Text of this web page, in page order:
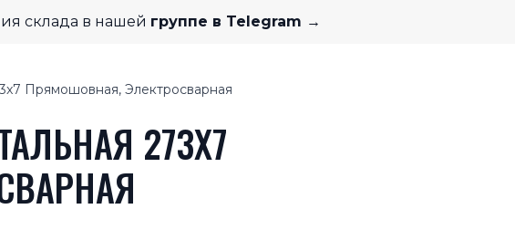
склада в нашей группе в Telegram →
Прямошовная, Электросварная
273X7